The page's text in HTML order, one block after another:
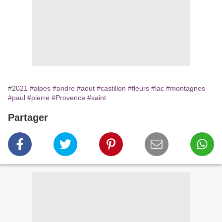
#2021 #alpes #andre #aout #castillon #fleurs #lac #montagnes
#paul #pierre #Provence #saint
Partager